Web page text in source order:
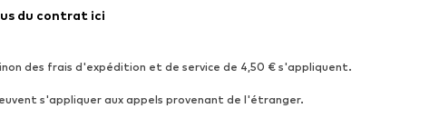
du contrat ici
des frais d'expédition et de service de 4,50 € s'appliquent.
s'appliquer aux appels provenant de l'étranger.